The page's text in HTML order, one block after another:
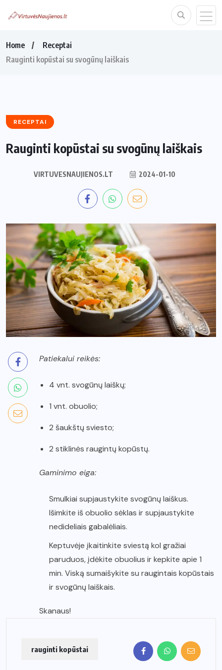
Home
Receptai
Rauginti kopūstai su svogūnų laiškais
RECEPTAI
Rauginti kopūstai su svogūnų laiškais
VIRTUVESNAUJIENOS.LT 2024-01-10
Patiekalui reikės:
4 vnt. svogūnų laiškų;
1 vnt. obuolio;
2 šaukštų sviesto;
2 stiklinės raugintų kopūstų.
Gaminimo eiga:
Smulkiai supjaustykite svogūnų laiškus.
Išimkite iš obuolio sėklas ir supjaustykite
nedideliais gabalėliais.
Keptuvėje įkaitinkite sviestą kol gražiai
paruduos, įdėkite obuolius ir kepkite apie 1
min. Viską sumaišykite su raugintais kopūstais
ir svogūnų laiškais.
Skanaus!
rauginti kopūstai